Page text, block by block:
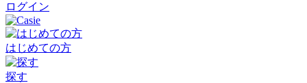
ログイン
はじめての方
探す